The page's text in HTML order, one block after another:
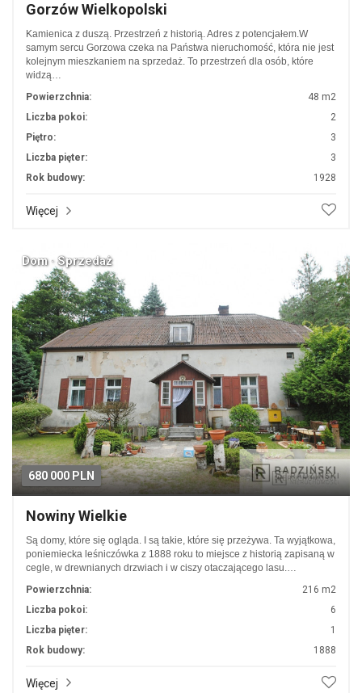
Gorzów Wielkopolski
Kamienica z duszą. Przestrzeń z historią. Adres z potencjałem.W
samym sercu Gorzowa czeka na Państwa nieruchomość, która nie jest
kolejnym mieszkaniem na sprzedaż. To przestrzeń dla osób, które
widzą…
Powierzchnia:
48 m2
Liczba pokoi:
2
Piętro:
3
Liczba pięter:
3
Rok budowy:
1928
Więcej
680 000 PLN
Dom · Sprzedaż
Nowiny Wielkie
Są domy, które się ogląda. I są takie, które się przeżywa. Ta wyjątkowa,
poniemiecka leśniczówka z 1888 roku to miejsce z historią zapisaną w
cegle, w drewnianych drzwiach i w ciszy otaczającego lasu.…
Powierzchnia:
216 m2
Liczba pokoi:
6
Liczba pięter:
1
Rok budowy:
1888
Więcej